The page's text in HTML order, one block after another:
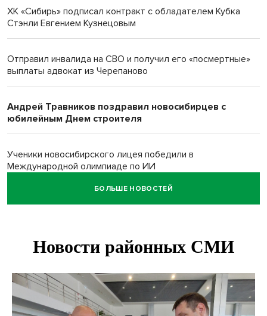
ХК «Сибирь» подписал контракт с обладателем Кубка
Стэнли Евгением Кузнецовым
Отправил инвалида на СВО и получил его «посмертные»
выплаты адвокат из Черепаново
Андрей Травников поздравил новосибирцев с
юбилейным Днем строителя
Ученики новосибирского лицея победили в
Международной олимпиаде по ИИ
Остановку электричек о.п. Радуга Сибири начали строить
Транспортная прокуратура проверит S7 после инцидента
500 литров ухи сварили новосибирцам на
Бугринском пляже
БОЛЬШЕ НОВОСТЕЙ